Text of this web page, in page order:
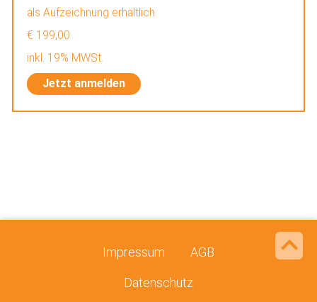
als Aufzeichnung erhältlich
€ 199,00
inkl. 19% MWSt.
Jetzt anmelden
Impressum AGB
Datenschutz